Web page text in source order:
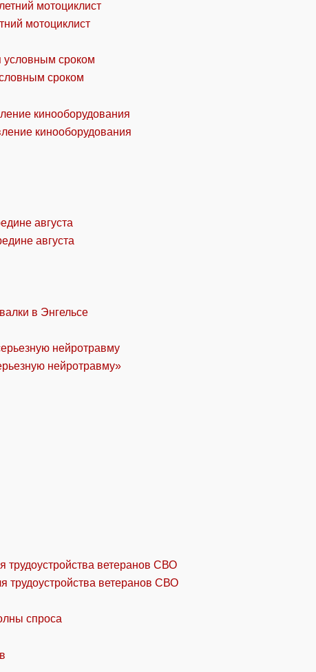
мотоциклист
сроком
кинооборудования
августа
в Энгельсе
нейротравму»
трудоустройства ветеранов СВО
спроса